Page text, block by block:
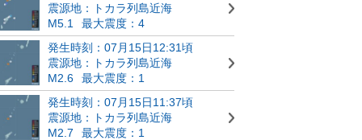
震源地：トカラ列島近海
M5.1
最大震度：4
発生時刻：07月15日12:31頃
震源地：トカラ列島近海
M2.6
最大震度：1
発生時刻：07月15日11:37頃
震源地：トカラ列島近海
M2.7
最大震度：1